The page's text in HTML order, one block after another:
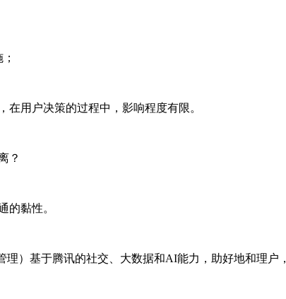
用户决策的过程中，影响程度有限。
？
的黏性。
理）基于腾讯的社交、大数据和AI能力，助好地和理